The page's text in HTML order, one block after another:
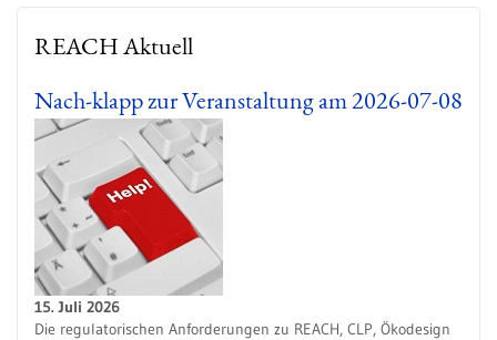
REACH Aktuell
Nach-klapp zur Veranstaltung am 2026-07-08
15. Juli 2026
Die regulatorischen Anforderungen zu REACH, CLP, Ökodesign